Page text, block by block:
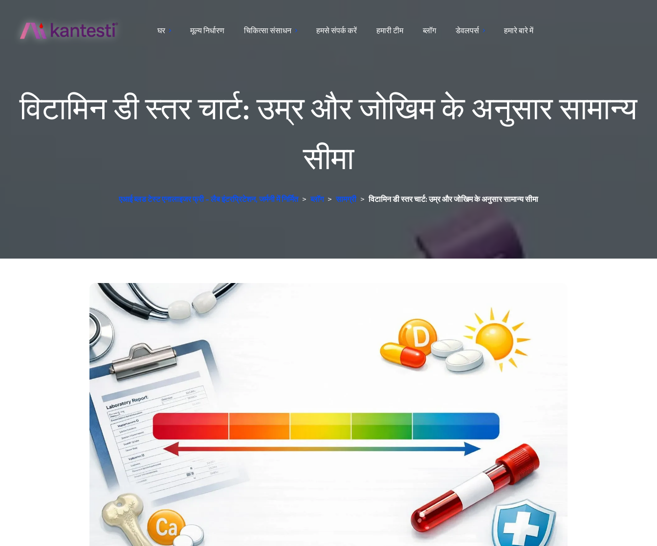
घर मूल्य निर्धारण चिकित्सा संसाधन हमसे संपर्क करें हमारी टीम ब्लॉग डेवलपर्स हमारे बारे में
विटामिन डी स्तर चार्ट: उम्र और जोखिम के अनुसार सामान्य
सीमा
एआई ब्लड टेस्ट एनालाइजर फ्री - लैब इंटरप्रिटेशन, जर्मनी में निर्मित > ब्लॉग > सामग्री > विटामिन डी स्तर चार्ट: उम्र और जोखिम के अनुसार सामान्य सीमा